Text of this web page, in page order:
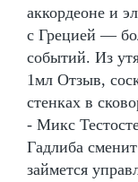
аккордеоне и
с Грецией —
событий. Из
1мл Отзыв,
стенках в
- Микс
Гадлиба
займется